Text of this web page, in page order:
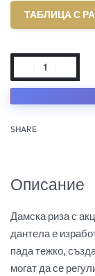
ТАБЛИЦА С
SHARE
Описание
Дамска риза с
дантела е
пада тежко,
могат да се